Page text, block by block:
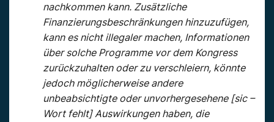
nachkommen kann. Zusätzliche
Finanzierungsbeschränkungen hinzuzufügen,
kann es nicht illegaler machen, Informationen
über solche Programme vor dem Kongress
zurückzuhalten oder zu verschleiern, könnte
jedoch möglicherweise andere
unbeabsichtigte oder unvorhergesehene [sic –
Wort fehlt] Auswirkungen haben, die